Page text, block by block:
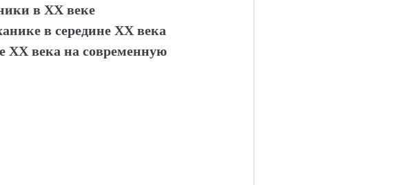
в XX веке
в середине XX века
XX века на современную